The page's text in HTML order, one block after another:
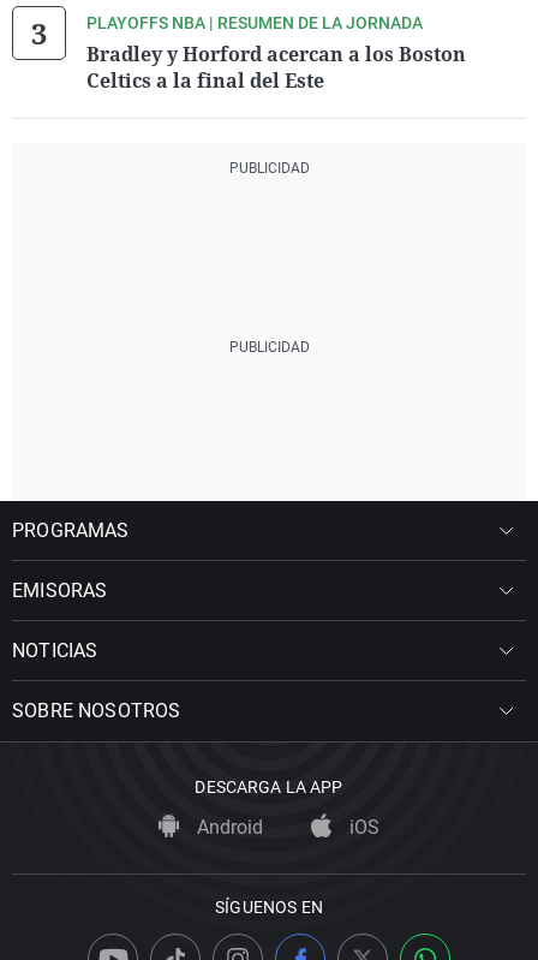
PLAYOFFS NBA | RESUMEN DE LA JORNADA
Bradley y Horford acercan a los Boston
Celtics a la final del Este
PROGRAMAS
EMISORAS
NOTICIAS
SOBRE NOSOTROS
DESCARGA LA APP
Android iOS
SÍGUENOS EN